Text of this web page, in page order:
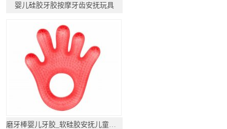
婴儿硅胶牙胶按摩牙齿安抚玩具
磨牙棒婴儿牙胶_软硅胶安抚儿童玩具